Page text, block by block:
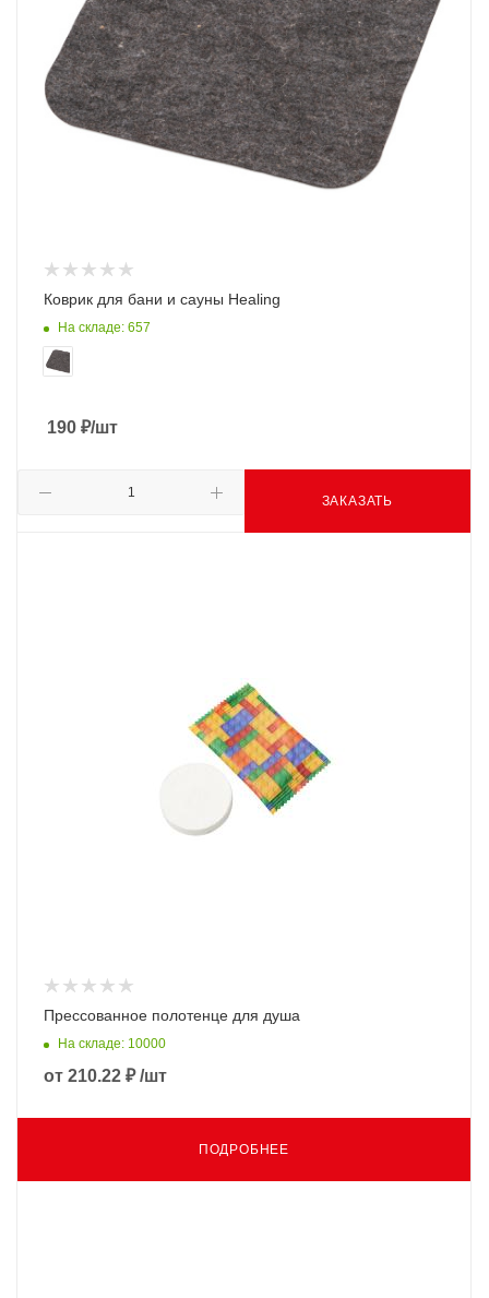
Коврик для бани и сауны Healing
На складе: 657
190 ₽/шт
ЗАКАЗАТЬ
Прессованное полотенце для душа
На складе: 10000
от 210.22 ₽ /шт
ПОДРОБНЕЕ